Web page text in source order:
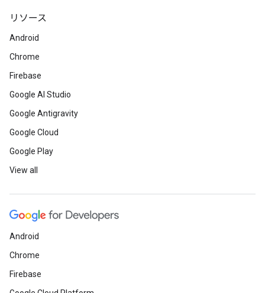
リソース
Android
Chrome
Firebase
Google AI Studio
Google Antigravity
Google Cloud
Google Play
View all
Android
Chrome
Firebase